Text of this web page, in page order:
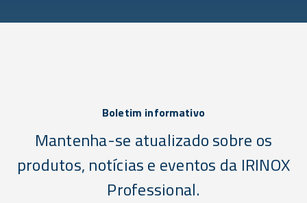
Boletim informativo
Mantenha-se atualizado sobre os
produtos, notícias e eventos da IRINOX
Professional.